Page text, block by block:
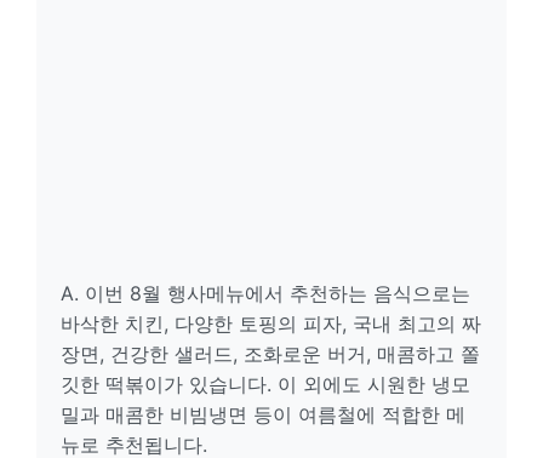
A. 이번 8월 행사메뉴에서 추천하는 음식으로는
바삭한 치킨, 다양한 토핑의 피자, 국내 최고의 짜
장면, 건강한 샐러드, 조화로운 버거, 매콤하고 쫄
깃한 떡볶이가 있습니다. 이 외에도 시원한 냉모
밀과 매콤한 비빔냉면 등이 여름철에 적합한 메
뉴로 추천됩니다.